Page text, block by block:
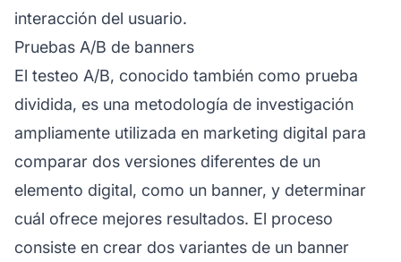
interacción del usuario.
Pruebas A/B de banners
El testeo A/B, conocido también como prueba
dividida, es una metodología de investigación
ampliamente utilizada en marketing digital para
comparar dos versiones diferentes de un
elemento digital, como un banner, y determinar
cuál ofrece mejores resultados. El proceso
consiste en crear dos variantes de un banner